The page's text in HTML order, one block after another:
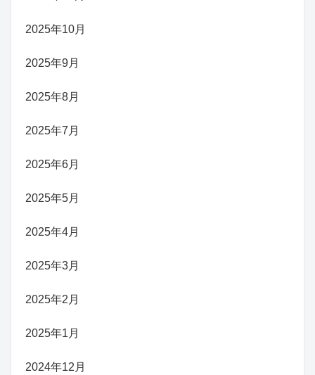
2025年10月
2025年9月
2025年8月
2025年7月
2025年6月
2025年5月
2025年4月
2025年3月
2025年2月
2025年1月
2024年12月